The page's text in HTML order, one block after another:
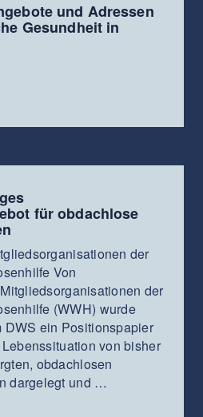
und Adressen
Gesundheit in
für obdachlose
der
Von
der
(WWH) wurde
DWS ein Positionspapier
von bisher
obdachlosen
dargelegt und …